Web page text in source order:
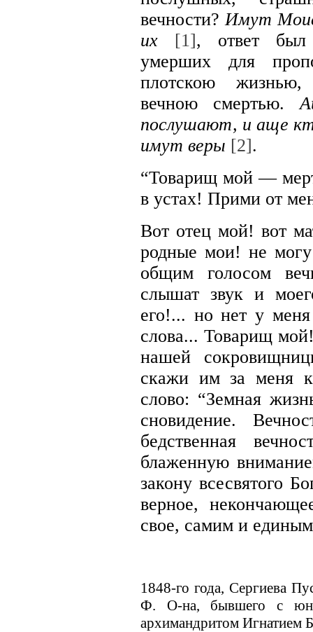
вечности?Имут
их
[1], ответ был
умерших для
плотскою
вечною смертью.
послушают, и аще
имут веры [2].
“Товарищ мой —
в устах! Прими от
Вот отец мой! вот
родные мои! не
общим голосом
слышат звук и
его!... но нет у меня
слова... Товарищ
нашей
скажи им за меня
слово: “Земная
сновидение.
бедственная
блаженную
закону всесвятого
верное,
свое, самим и
1848-го года, Сергиева
Ф. О-на, бывшего с
архимандритом Игнатием